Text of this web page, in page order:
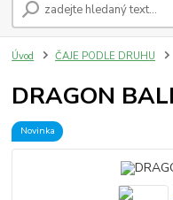
Úvod ČAJE PODLE DRUHU
DRAGON
Novinka